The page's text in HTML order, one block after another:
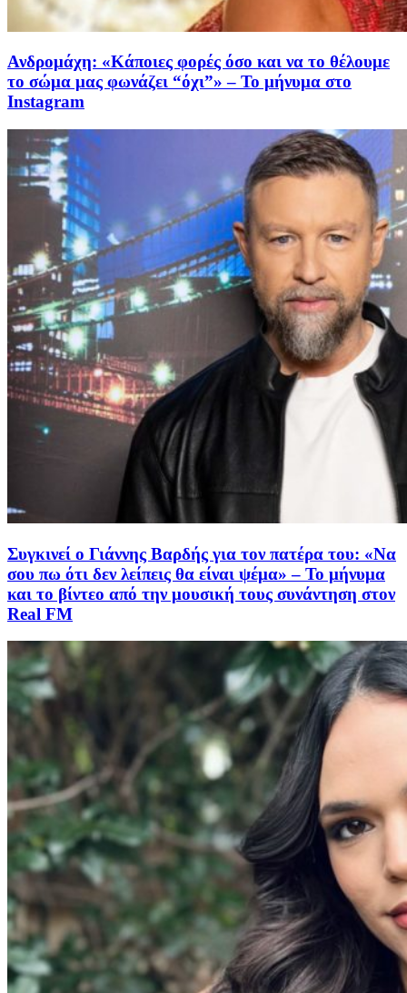
Ανδρομάχη: «Κάποιες φορές όσο και να το θέλουμε
το σώμα μας φωνάζει “όχι”» – Το μήνυμα στο
Instagram
Συγκινεί ο Γιάννης Βαρδής για τον πατέρα του: «Να
σου πω ότι δεν λείπεις θα είναι ψέμα» – Το μήνυμα
και το βίντεο από την μουσική τους συνάντηση στον
Real FM